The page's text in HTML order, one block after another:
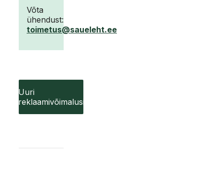
Võta
ühendust:
toimetus@saueleht.ee
Uuri
reklaamivõimalusi